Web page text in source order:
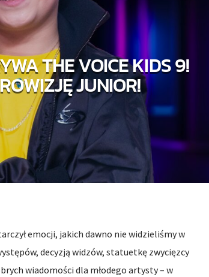
THE VOICE KIDS 9!
JUNIOR!
emocji, jakich dawno nie widzieliśmy w
decyzją widzów, statuetkę zwycięzcy
wiadomości dla młodego artysty – w